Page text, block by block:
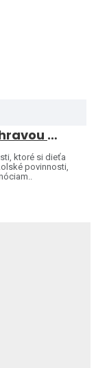
Ako naučiť deti trpezlivosti hravou formou
ktoré si dieťa
povinnosti,